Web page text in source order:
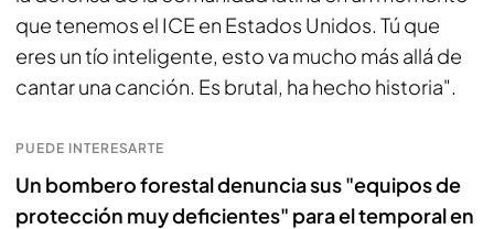
que tenemos el ICE en Estados Unidos. Tú que
eres un tío inteligente, esto va mucho más allá de
cantar una canción. Es brutal, ha hecho historia".
PUEDE INTERESARTE
Un bombero forestal denuncia sus "equipos de
protección muy deficientes" para el temporal en